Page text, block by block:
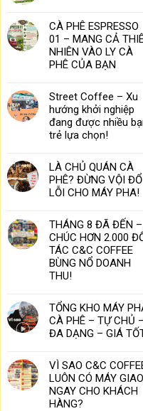
CÀ PHÊ ESPRESSO
01 – MANG CẢ
NHIÊN VÀO LY CÀ
PHÊ CỦA BẠN
Street Coffee – Xu
hướng khởi nghiệp
đang được nhiều
trẻ lựa chọn!
LÀ CHỦ QUÁN CÀ
PHÊ? ĐỪNG VỘI ĐỔ
LỖI CHO MÁY PHA!
THÁNG 8 ĐÃ ĐẾN –
CHÚC HƠN 2.000
TÁC C&C COFFEE
BÙNG NỔ DOANH
THU!
TỔNG KHO MÁY
CÀ PHÊ – TỰ CHỦ –
ĐA DẠNG – GIÁ
VÌ SAO C&C
LUÔN CÓ MÁY GIAO
NGAY CHO KHÁCH
HÀNG?